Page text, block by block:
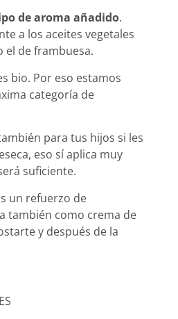
de aroma añadido.
a los aceites vegetales
el de frambuesa.
bio. Por eso estamos
categoría de
para tus hijos si les
eso sí aplica muy
suficiente.
un refuerzo de
también como crema de
y después de la